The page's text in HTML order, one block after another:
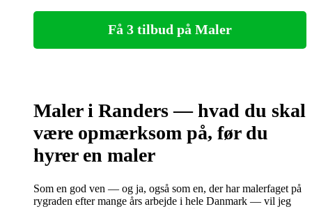
Få 3 tilbud på Maler
Maler i Randers — hvad du skal
være opmærksom på, før du
hyrer en maler
Som en god ven — og ja, også som en, der har malerfaget på
rygraden efter mange års arbejde i hele Danmark — vil jeg